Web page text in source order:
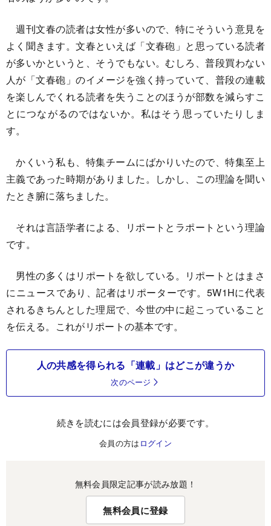
週刊文春の読者は女性が多いので、特にそういう意見を
よく聞きます。文春といえば「文春砲」と思っている読者
が多いかというと、そうでもない。むしろ、普段買わない
人が「文春砲」のイメージを強く持っていて、普段の連載
を楽しんでくれる読者を失うことのほうが部数を減らすこ
とにつながるのではないか。私はそう思っていたりしま
す。
かくいう私も、特集チームにばかりいたので、特集至上
主義であった時期がありました。しかし、この理論を聞い
たとき腑に落ちました。
それは言語学者による、リポートとラポートという理論
です。
男性の多くはリポートを欲している。リポートとはまさ
にニュースであり、記者はリポーターです。5W1Hに代表
されるきちんとした理屈で、今世の中に起こっていること
を伝える。これがリポートの基本です。
人の共感を得られる「連載」はどこが違うか
次のページ
続きを読むには会員登録が必要です。
会員の方は ログイン
無料会員限定記事が読み放題！
無料会員に登録